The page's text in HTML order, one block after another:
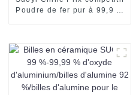
Poudre de fer pur à 99,9 %